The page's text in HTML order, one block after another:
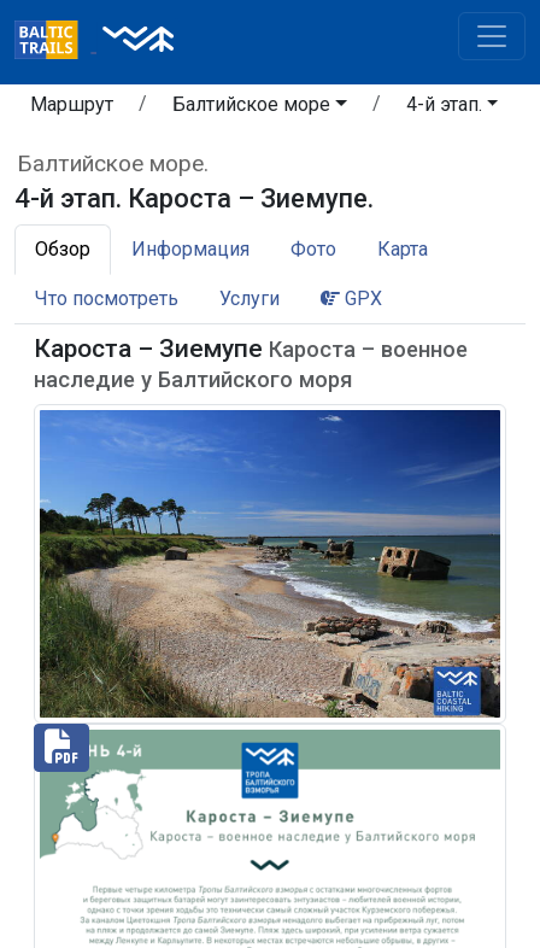
Маршрут Балтийское море 4-й этап.
Балтийское море.
4-й этап. Кароста – Зиемупе.
Обзор Информация Фото Карта
Что посмотреть Услуги GPX
Кароста – Зиемупе Кароста – военное
наследие у Балтийского моря